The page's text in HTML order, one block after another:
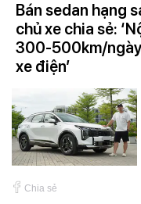
Bán sedan hạng
chủ xe chia sẻ:
300-500km/
xe điện’
Chia sẻ